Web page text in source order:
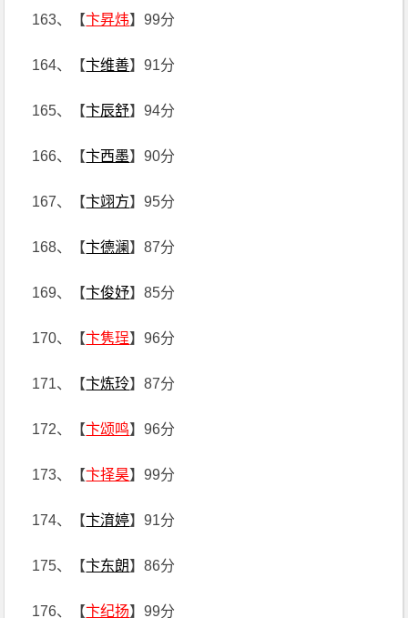
163、【卞昇炜】99分
164、【卞维善】91分
165、【卞辰舒】94分
166、【卞西墨】90分
167、【卞翊方】95分
168、【卞德澜 】87分
169、【卞俊妤】85分
170、【卞隽珵】96分
171、【卞炼玲】87分
172、【卞颂鸣】96分
173、【卞择昊】99分
174、【卞淯婷】91分
175、【卞东朗】86分
176、【卞纪扬】99分